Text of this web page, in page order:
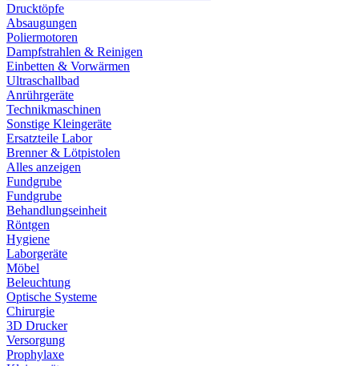
Drucktöpfe
Absaugungen
Poliermotoren
Dampfstrahlen & Reinigen
Einbetten & Vorwärmen
Ultraschallbad
Anrührgeräte
Technikmaschinen
Sonstige Kleingeräte
Ersatzteile Labor
Brenner & Lötpistolen
Alles anzeigen
Fundgrube
Fundgrube
Behandlungseinheit
Röntgen
Hygiene
Laborgeräte
Möbel
Beleuchtung
Optische Systeme
Chirurgie
3D Drucker
Versorgung
Prophylaxe